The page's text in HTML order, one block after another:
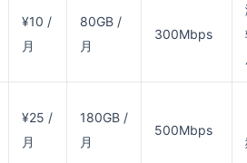
¥10 /
月
80GB /
月
300Mbps
¥25 /
月
180GB /
月
500Mbps